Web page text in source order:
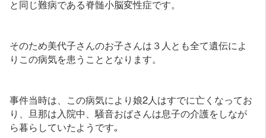
と同じ難病である脊髄小脳変性症です。
そのため美代子さんのお子さんは３人とも全て遺伝によ
りこの病気を患うこととなります。
事件当時は、この病気により娘2人はすでに亡くなってお
り、旦那は入院中、騒音おばさんは息子の介護をしなが
ら暮らしていたようです｡